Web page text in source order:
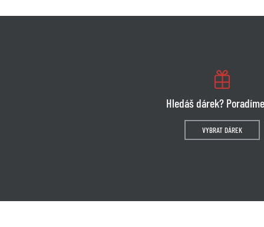
Hledáš dárek?
VYBRAT DÁREK